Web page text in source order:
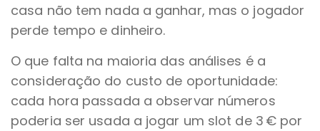
casa não tem nada a ganhar, mas o jogador
perde tempo e dinheiro.
O que falta na maioria das análises é a
consideração do custo de oportunidade:
cada hora passada a observar números
poderia ser usada a jogar um slot de 3 € por